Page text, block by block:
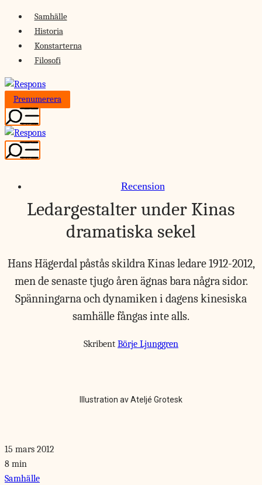
Skip
content
Samhälle
Historia
Konstarterna
Filosofi
Prenumerera
Recension
Ledargestalter under Kinas
dramatiska sekel
Hans Hägerdal påstås skildra Kinas ledare 1912-2012,
men de senaste tjugo åren ägnas bara några sidor.
Spänningarna och dynamiken i dagens kinesiska
samhälle fångas inte alls.
Skribent Börje Ljunggren
Illustration av Ateljé Grotesk
15 mars 2012
8 min
Samhälle